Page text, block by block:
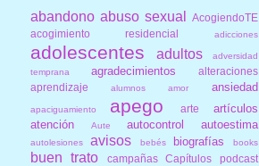
abandono abuso sexual
AcogiendoTE
acogimiento residencial
adicciones
adolescentes adultos
adversidad
temprana
agradecimientos
alteraciones
aprendizaje
alumnos amor ansiedad
apaciguamiento apego arte
artículos
atención
Aute autocontrol autoestima
autolesiones avisos bebés biografías books
buen trato campañas Capítulos podcast